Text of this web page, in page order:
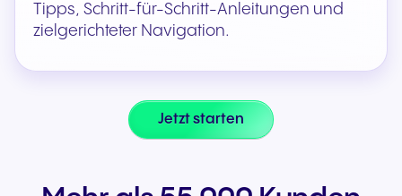
Tipps, Schritt-für-Schritt-Anleitungen und
zielgerichteter Navigation.
Jetzt starten